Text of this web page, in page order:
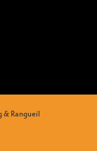
Rangueil